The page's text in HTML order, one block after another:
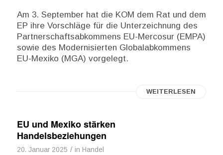
Am 3. September hat die KOM dem Rat und dem
EP ihre Vorschläge für die Unterzeichnung des
Partnerschaftsabkommens EU-Mercosur (EMPA)
sowie des Modernisierten Globalabkommens
EU-Mexiko (MGA) vorgelegt.
WEITERLESEN
EU und Mexiko stärken
Handelsbeziehungen
20. Januar 2025 / in Handel